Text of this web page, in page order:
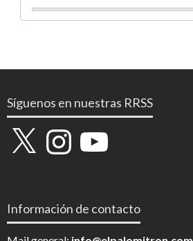
Síguenos en nuestras RRSS
X InstagramYouTube
Información de contacto